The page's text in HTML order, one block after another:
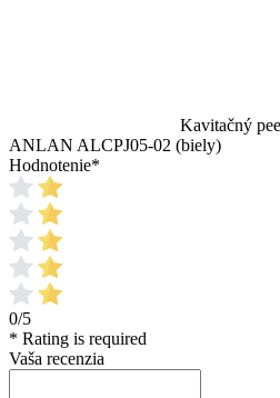
Kavitačný
ANLAN ALCPJ05-02 (biely)
Hodnotenie*
0/5
* Rating is required
Vaša recenzia